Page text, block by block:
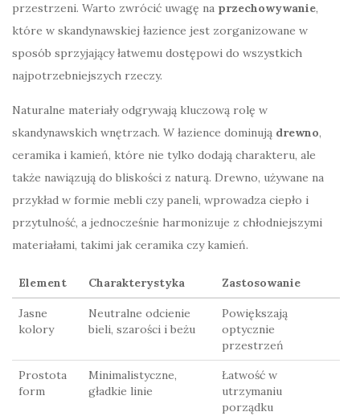
przestrzeni. Warto zwrócić uwagę na przechowywanie,
które w skandynawskiej łazience jest zorganizowane w
sposób sprzyjający łatwemu dostępowi do wszystkich
najpotrzebniejszych rzeczy.
Naturalne materiały odgrywają kluczową rolę w
skandynawskich wnętrzach. W łazience dominują drewno,
ceramika i kamień, które nie tylko dodają charakteru, ale
także nawiązują do bliskości z naturą. Drewno, używane na
przykład w formie mebli czy paneli, wprowadza ciepło i
przytulność, a jednocześnie harmonizuje z chłodniejszymi
materiałami, takimi jak ceramika czy kamień.
Element Charakterystyka Zastosowanie
Jasne
kolory
Neutralne odcienie
bieli, szarości i beżu
Powiększają
optycznie
przestrzeń
Prostota
form
Minimalistyczne,
gładkie linie
Łatwość w
utrzymaniu
porządku